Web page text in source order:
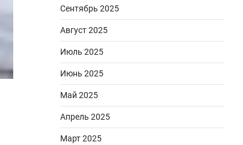
Сентябрь 2025
Август 2025
Июль 2025
Июнь 2025
Май 2025
Апрель 2025
Март 2025